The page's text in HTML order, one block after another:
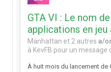
GTA VI : Le nom
applications en
Manhattan et 2 autres a/
à KevFB pour un message
À huit mois du lancement de